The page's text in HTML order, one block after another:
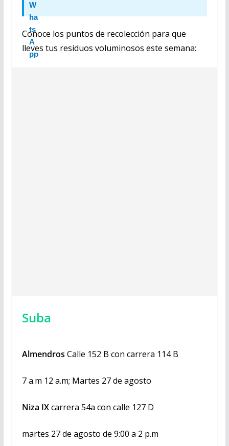
Conoce los puntos de recolección para que
lleves tus residuos voluminosos este semana:
Suba
Almendros Calle 152 B con carrera 114 B
7 a.m 12 a.m; Martes 27 de agosto
Niza IXcarrera 54a con calle 127 D
martes 27 de agosto de 9:00 a 2 p.m